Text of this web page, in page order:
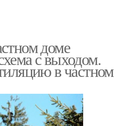
доме
с выходом.
в частном